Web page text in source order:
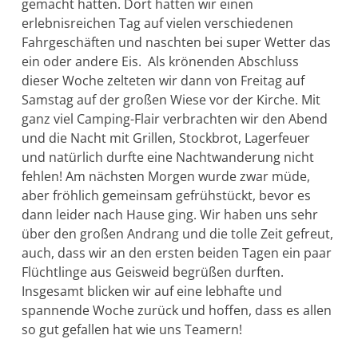
gemacht hatten. Dort hatten wir einen
erlebnisreichen Tag auf vielen verschiedenen
Fahrgeschäften und naschten bei super Wetter das
ein oder andere Eis. Als krönenden Abschluss
dieser Woche zelteten wir dann von Freitag auf
Samstag auf der großen Wiese vor der Kirche. Mit
ganz viel Camping-Flair verbrachten wir den Abend
und die Nacht mit Grillen, Stockbrot, Lagerfeuer
und natürlich durfte eine Nachtwanderung nicht
fehlen! Am nächsten Morgen wurde zwar müde,
aber fröhlich gemeinsam gefrühstückt, bevor es
dann leider nach Hause ging. Wir haben uns sehr
über den großen Andrang und die tolle Zeit gefreut,
auch, dass wir an den ersten beiden Tagen ein paar
Flüchtlinge aus Geisweid begrüßen durften.
Insgesamt blicken wir auf eine lebhafte und
spannende Woche zurück und hoffen, dass es allen
so gut gefallen hat wie uns Teamern!